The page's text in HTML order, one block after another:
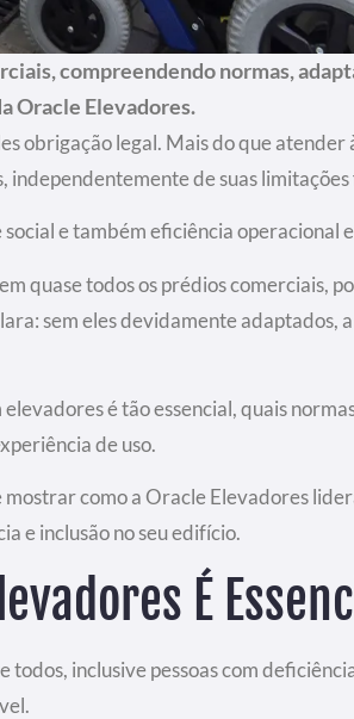
compreendendo normas,
Oracle Elevadores.
obrigação legal. Mais do que
de suas limitações
e também eficiência operacional
quase todos os prédios comerciais,
sem eles devidamente adaptados,
é tão essencial, quais
de uso.
como a Oracle Elevadores
e inclusão no seu edifício.
É
inclusive pessoas com